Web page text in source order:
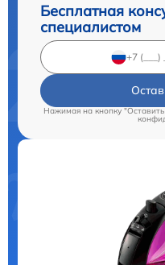
Бесплатная
специалистом
Нажимая на кнопку